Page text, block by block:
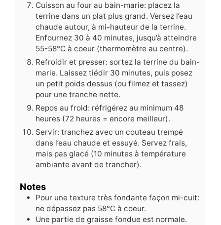
Cuisson au four au bain-marie: placez la
terrine dans un plat plus grand. Versez l’eau
chaude autour, à mi-hauteur de la terrine.
Enfournez 30 à 40 minutes, jusqu’à atteindre
55-58°C à coeur (thermomètre au centre).
Refroidir et presser: sortez la terrine du bain-
marie. Laissez tiédir 30 minutes, puis posez
un petit poids dessus (ou filmez et tassez)
pour une tranche nette.
Repos au froid: réfrigérez au minimum 48
heures (72 heures = encore meilleur).
Servir: tranchez avec un couteau trempé
dans l’eau chaude et essuyé. Servez frais,
mais pas glacé (10 minutes à température
ambiante avant de trancher).
Notes
Pour une texture très fondante façon mi-cuit:
ne dépassez pas 58°C à coeur.
Une partie de graisse fondue est normale.